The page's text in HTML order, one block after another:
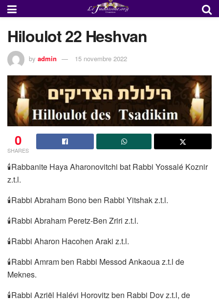
Hiloulot 22 Heshvan
by admin 15 novembre 2022
0
SHARES
🕯Rabbanite Haya Aharonovitchi bat Rabbi Yossalé Koznir
z.t.l.
🕯Rabbi Abraham Bono ben Rabbi Yitshak z.t.l.
🕯Rabbi Abraham Peretz-Ben Zriri z.t.l.
🕯Rabbi Aharon Hacohen Araki z.t.l.
🕯Rabbi Amram ben Rabbi Messod Ankaoua z.t.l de
Meknes.
🕯Rabbi Azriël Halévi Horovitz ben Rabbi Dov z.t.l, de